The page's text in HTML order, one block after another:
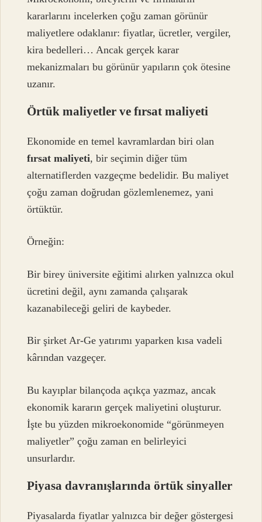
kararlarını incelerken çoğu zaman görünür
maliyetlere odaklanır: fiyatlar, ücretler, vergiler,
kira bedelleri… Ancak gerçek karar
mekanizmaları bu görünür yapıların çok ötesine
uzanır.
Örtük maliyetler vefırsat maliyeti
Ekonomide en temel kavramlardan biri olan
fırsat maliyeti, bir seçimin diğer tüm
alternatiflerden vazgeçme bedelidir. Bu maliyet
çoğu zaman doğrudan gözlemlenemez, yani
örtüktür.
Örneğin:
Bir birey üniversite eğitimi alırken yalnızca okul
ücretini değil, aynı zamanda çalışarak
kazanabileceği geliri de kaybeder.
Bir şirket Ar-Ge yatırımı yaparken kısa vadeli
kârından vazgeçer.
Bu kayıplar bilançoda açıkça yazmaz, ancak
ekonomik kararın gerçek maliyetini oluşturur.
İşte bu yüzden mikroekonomide “görünmeyen
maliyetler” çoğu zaman en belirleyici
unsurlardır.
Piyasa davranışlarında örtük sinyaller
Piyasalarda fiyatlar yalnızca bir değer göstergesi